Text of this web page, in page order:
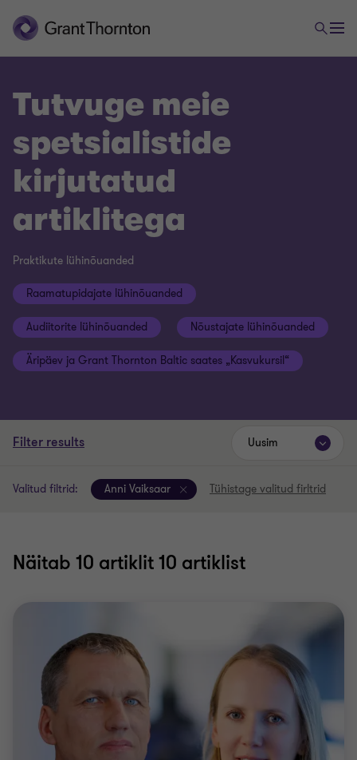
Tutvuge meie
spetsialistide
kirjutatud
artiklitega
Praktikute lühinõuanded
Raamatupidajate lühinõuanded
Audiitorite lühinõuanded Nõustajate lühinõuanded
Äripäev ja Grant Thornton Baltic saates „Kasvukursil“
Filter results
Valitud filtrid: Anni Vaiksaar Tühistage valitud firltrid
Näitab 10 artiklit 10 artiklist
Uusim